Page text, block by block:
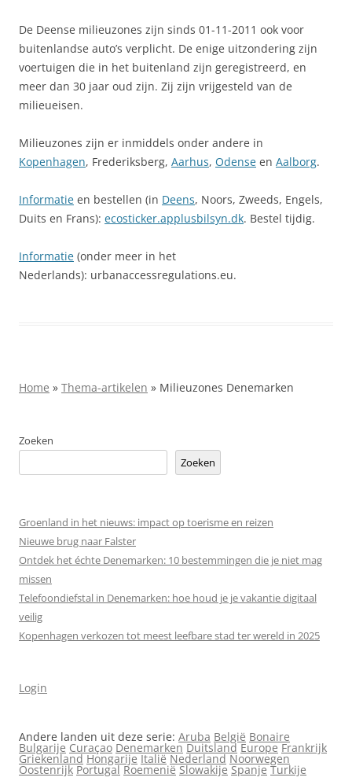
De Deense milieuzones zijn sinds 01-11-2011 ook voor
buitenlandse auto’s verplicht. De enige uitzondering zijn
voertuigen die in het buitenland zijn geregistreerd, en
meer dan 30 jaar oud zijn. Zij zijn vrijgesteld van de
milieueisen.
Milieuzones zijn er inmiddels onder andere in
Kopenhagen, Frederiksberg, Aarhus, Odense en Aalborg.
Informatie en bestellen (in Deens, Noors, Zweeds, Engels,
Duits en Frans): ecosticker.applusbilsyn.dk. Bestel tijdig.
Informatie (onder meer in het
Nederlands): urbanaccessregulations.eu.
Home » Thema-artikelen » Milieuzones Denemarken
Zoeken
Zoeken
Groenland in het nieuws: impact op toerisme en reizen
Nieuwe brug naar Falster
Ontdek het échte Denemarken: 10 bestemmingen die je niet mag
missen
Telefoondiefstal in Denemarken: hoe houd je je vakantie digitaal
veilig
Kopenhagen verkozen tot meest leefbare stad ter wereld in 2025
Login
Andere landen uit deze serie: Aruba België Bonaire
Bulgarije Curaçao Denemarken Duitsland Europe Frankrijk
Griekenland Hongarije Italië Nederland Noorwegen
Oostenrijk Portugal Roemenië Slowakije Spanje Turkije